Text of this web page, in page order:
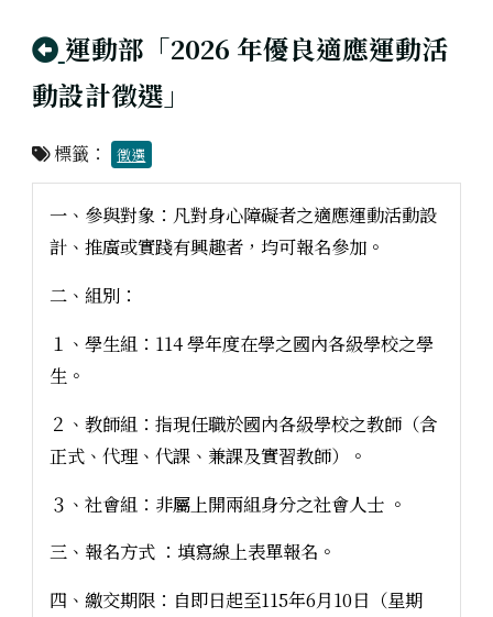
回上頁
運動部「2026 年優良適應運動活
動設計徵選」
標籤： 徵選
一、參與對象：凡對身心障礙者之適應運動活動設
計、推廣或實踐有興趣者，均可報名參加。
二、組別：
１、學生組：114 學年度在學之國內各級學校之學
生。
２、教師組：指現任職於國內各級學校之教師（含
正式、代理、代課、兼課及實習教師）。
３、社會組：非屬上開兩組身分之社會人士 。
三、報名方式 ：填寫線上表單報名。
四、繳交期限：自即日起至115年6月10日（星期